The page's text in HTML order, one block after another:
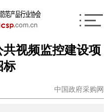
共视频监控建设项
标
中国政府采购网